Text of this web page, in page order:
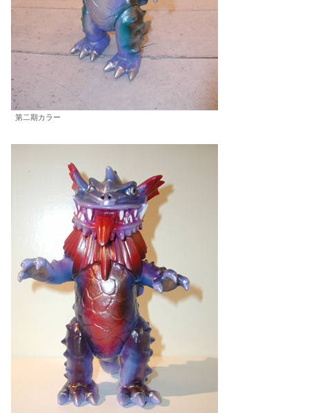
第二期カラー